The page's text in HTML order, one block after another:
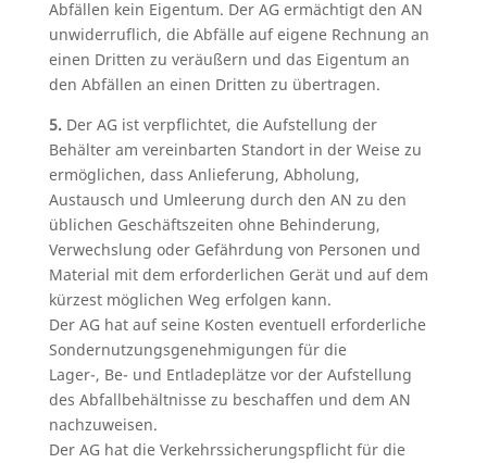
Abfällen kein Eigentum. Der AG ermächtigt den AN
unwiderruflich, die Abfälle auf eigene Rechnung an
einen Dritten zu veräußern und das Eigentum an
den Abfällen an einen Dritten zu übertragen.
5.Der AG ist verpflichtet, die Aufstellung der
Behälter am vereinbarten Standort in der Weise zu
ermöglichen, dass Anlieferung, Abholung,
Austausch und Umleerung durch den AN zu den
üblichen Geschäftszeiten ohne Behinderung,
Verwechslung oder Gefährdung von Personen und
Material mit dem erforderlichen Gerät und auf dem
kürzest möglichen Weg erfolgen kann.
Der AG hat auf seine Kosten eventuell erforderliche
Sondernutzungsgenehmigungen für die
Lager-, Be- und Entladeplätze vor der Aufstellung
des Abfallbehältnisse zu beschaffen und dem AN
nachzuweisen.
Der AG hat die Verkehrssicherungspflicht für die